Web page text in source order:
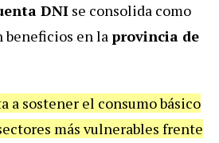
DNI se consolida como
en laprovincia de
a sostener el consumo básico
más vulnerables frente